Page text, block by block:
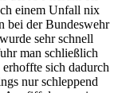
einem Unfall nix
bei der Bundeswehr
sehr schnell
man schließlich
sich dadurch
nur schleppend